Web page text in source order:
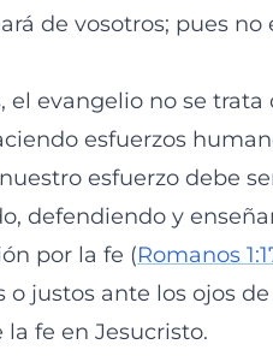
de vosotros; pues no
el evangelio no se
esfuerzos
esfuerzo debe
defendiendo y
por la fe (Romanos
o justos ante los ojos
la fe en Jesucristo.